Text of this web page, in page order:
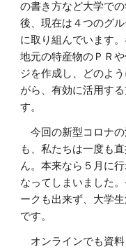
の書き方など大学で
後、現在は４つのグ
に取り組んでいます
地元の特産物のＰＲ
ジを作成し、どのよ
がら、有効に活用す
す。
今回の新型コロナの
も、私たちは一度も
ん。本来なら５月に
なってしまいました
ークも出来ず、大学
です。
オンラインでも資料